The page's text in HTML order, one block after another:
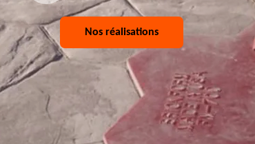
Nos réalisations